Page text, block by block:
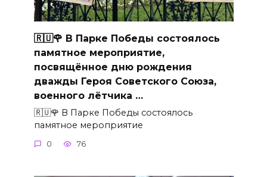
🇷🇺🌹 В Парке Победы состоялось
памятное мероприятие,
посвящённое дню рождения
дважды Героя Советского Союза,
военного лётчика …
🇷🇺🌹 В Парке Победы состоялось
памятное мероприятие
0 76